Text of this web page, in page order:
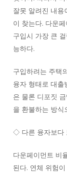
잘못 알려진 내용
이 찾는다. 다운
구입시 가장 큰
능하다.
구입하려는 주택
융자 형태로 대출
은 물론 디포짓
을 환불하는 방식
◇ 다른 융자보다
다운페이먼트 비
된다. 연체 위험